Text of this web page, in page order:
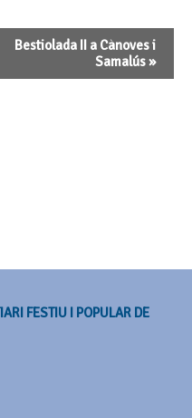
Bestiolada II a Cànoves i
Samalús»
FESTIU I POPULAR DE